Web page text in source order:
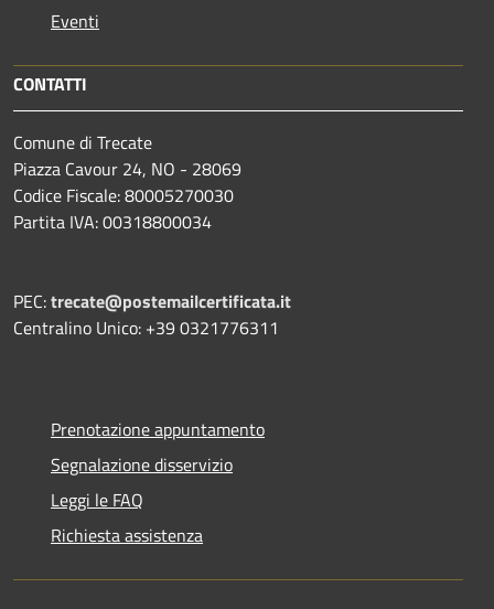
Eventi
CONTATTI
Comune di Trecate
Piazza Cavour 24, NO - 28069
Codice Fiscale: 80005270030
Partita IVA: 00318800034
PEC:trecate@postemailcertificata.it
Centralino Unico: +39 0321776311
Prenotazione appuntamento
Segnalazione disservizio
Leggi le FAQ
Richiesta assistenza